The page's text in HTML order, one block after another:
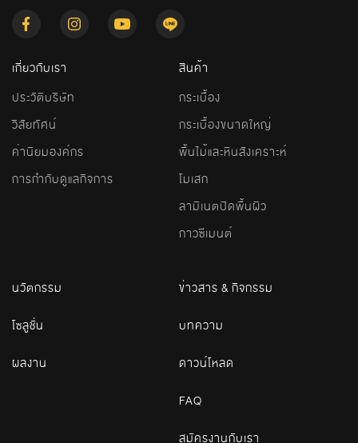
เกี่ยวกับเรา
ประวัติบริษัท
วิสัยทัศน์
ค่านิยมองค์กร
การกำกับดูแลกิจการ
สินค้า
กระเบื้อง
กระเบื้องขนาดใหญ่
พื้นไม้และหินสังเคราะห์
โมเสก
ลามิเนตปิดพื้นผิว
กาวซีเมนต์
นวัตกรรม
โซลูชั่น
ผลงาน
ข่าวสาร & กิจกรรม
บทความ
ดาวน์โหลด
FAQ
สมัครงานกับเรา